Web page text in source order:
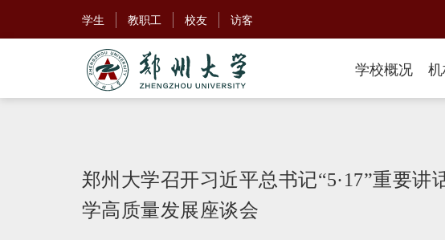
学生 教职工 校友 访客
学校概况
郑州大学召开习近平总书记“5·17”重要
学高质量发展座谈会